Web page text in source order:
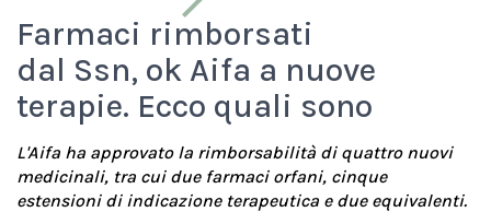
Farmaci rimborsati
dal Ssn, ok Aifa a nuove
terapie. Ecco quali sono
L'Aifa ha approvato la rimborsabilità di quattro nuovi
medicinali, tra cui due farmaci orfani, cinque
estensioni di indicazione terapeutica e due equivalenti.